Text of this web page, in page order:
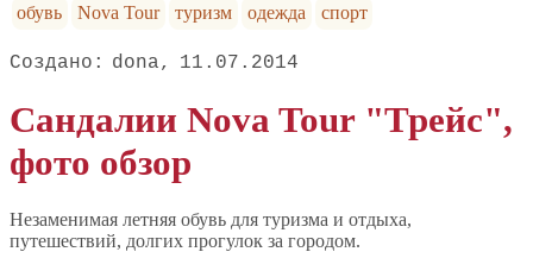
обувь
Nova Tour туризм одежда спорт
dona 11.07.2014
Сандалии Nova Tour "Трейс",
фото обзор
Незаменимая летняя обувь для туризма и отдыха,
путешествий, долгих прогулок за городом.